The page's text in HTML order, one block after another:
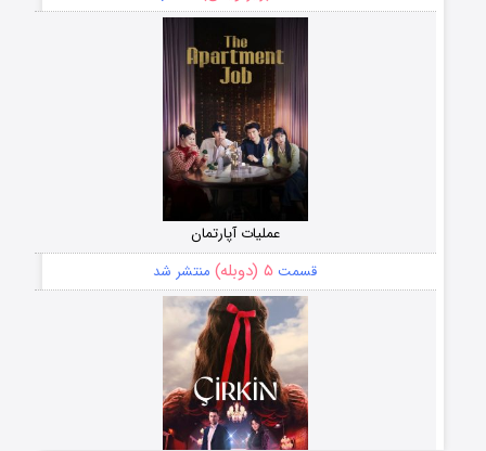
عملیات آپارتمان
قسمت ۵ (دوبله) منتشر شد